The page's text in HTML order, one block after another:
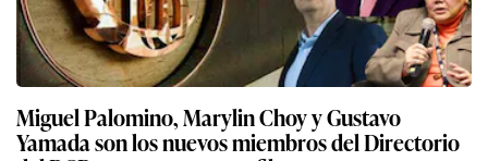
Miguel Palomino, Marylin Choy y Gustavo
Yamada son los nuevos miembros del Directorio